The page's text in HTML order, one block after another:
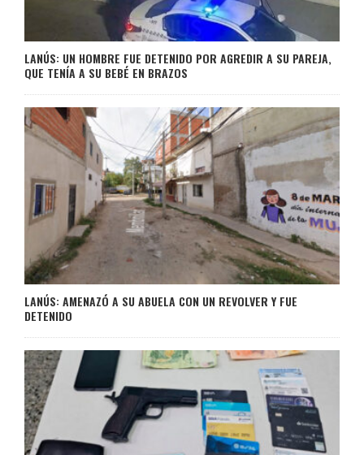
LANÚS: UN HOMBRE FUE DETENIDO POR AGREDIR A SU PAREJA,
QUE TENÍA A SU BEBÉ EN BRAZOS
LANÚS: AMENAZÓ A SU ABUELA CON UN REVOLVER Y FUE
DETENIDO